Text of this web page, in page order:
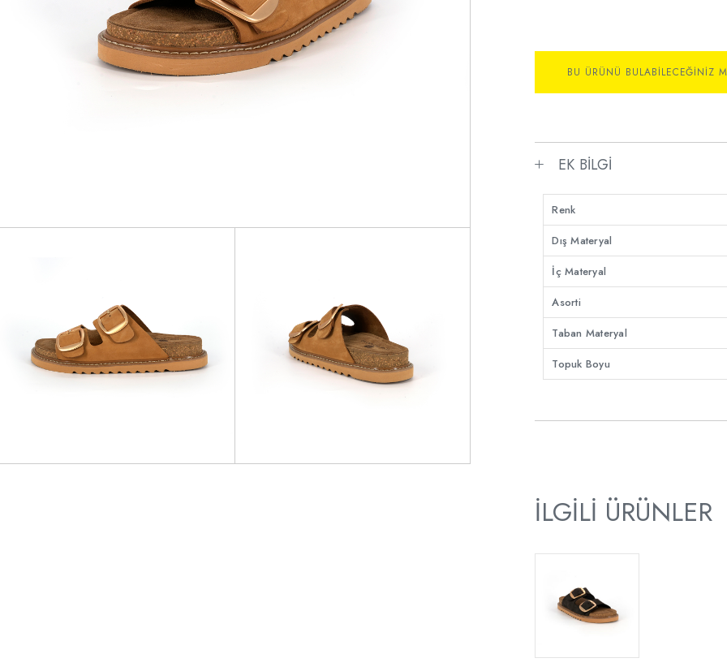
BU ÜRÜNÜ BULABILECEĞINIZ
EK BILGI
Renk
Dış Materyal
İç Materyal
Asorti
Taban Materyal
Topuk Boyu
İLGILI ÜRÜNLER